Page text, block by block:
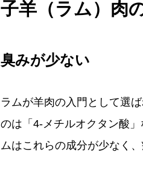
子羊（ラム）肉
臭みが少ない
ラムが羊肉の入門として選ば
のは「4-メチルオクタン酸
ムはこれらの成分が少なく